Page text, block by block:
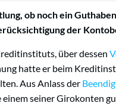
ob noch ein
der
über dessen
hatte er beim
Aus Anlass der
seiner Girokonten